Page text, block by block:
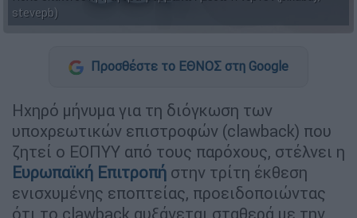
stevepb)
Προσθέστε το ΕΘΝΟΣ στη Google
Ηχηρό μήνυμα για τη διόγκωση των
υποχρεωτικών επιστροφών (clawback) που
ζητεί ο ΕΟΠΥΥ από τους παρόχους, στέλνει η
Ευρωπαϊκή Επιτροπή στην τρίτη έκθεση
ενισχυμένης εποπτείας, προειδοποιώντας
ότι το clawback αυξάνεται σταθερά με την